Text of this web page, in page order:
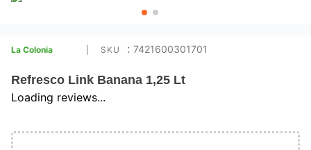
La Colonia : 7421600301701
Refresco Link Banana 1,25 Lt
Loading reviews...